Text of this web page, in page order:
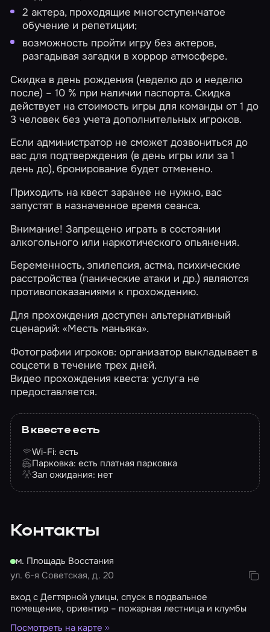
2 актера, проходящие многоступенчатое
обучение и репетиции;
возможность пройти игру без актеров,
разгадывая загадки в хоррор атмосфере.
Скидка в день рождения (неделю до и неделю
после) – 10 % при наличии паспорта. Скидка
действует на стоимость игры для команды от 1 до
3 человек без учета дополнительных игроков.
Если администратор не сможет дозвониться до
вас для подтверждения (в день игры или за 1
день до), бронирование будет отменено.
Приходить на квест заранее не нужно, вас
запустят в назначенное время сеанса.
Внимание! Запрещено играть в состоянии
алкогольного или наркотического опьянения.
Беременность, эпилепсия, астма, психические
расстройства (панические атаки и др.) являются
противопоказаниями к прохождению.
Для прохождения доступен альтернативный
сценарий:«Месть маньяка».
Фотографии игроков: организатор выкладывает в
соцсети в течение трех дней.
Видео прохождения квеста: услуга не
предоставляется.
В квесте есть
Wi-Fi: есть
Парковка: есть платная парковка
Зал ожидания: нет
Контакты
м. Площадь Восстания
ул. 6-я Советская, д. 20
вход с Дегтярной улицы, спуск в подвальное
помещение, ориентир – пожарная лестница и клумбы
Посмотреть на карте